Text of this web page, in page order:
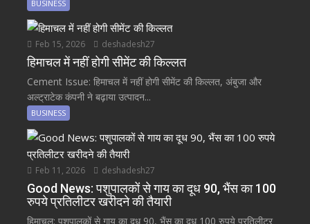
BUSINESS
Feb 15, 2026 deshadesh27
हिमाचल में नहीं होगी सीमेंट की किल्लत
Cement Issue: हिमाचल में नहीं होगी सीमेंट की किल्लत, अंबुजा और
अल्ट्राटेक कंपनी ने बढ़ाया उत्पादन...
BUSINESS
Feb 11, 2026 deshadesh27
Good News: पशुपालकों से गाय का दूध 90, भैंस का 100
रुपये प्रतिलीटर खरीदने की तैयारी
हिमाचल: पशुपालकों से गाय का दूध 90, भैंस का दूध 100 रुपये प्रतिलीटर